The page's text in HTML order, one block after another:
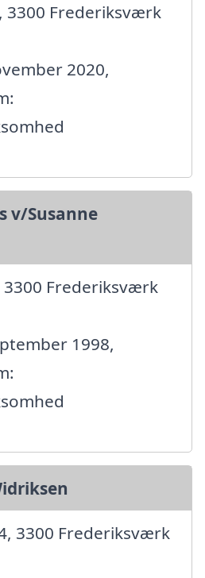
3300 Frederiksværk
2020,
v/Susanne
3300 Frederiksværk
1998,
3300 Frederiksværk